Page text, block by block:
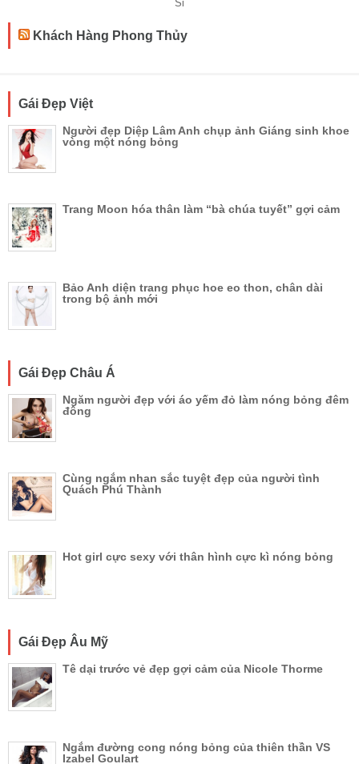
Khách Hàng Phong Thủy
Gái Đẹp Việt
Người đẹp Diệp Lâm Anh chụp ảnh Giáng sinh khoe
vòng một nóng bỏng
Trang Moon hóa thân làm “bà chúa tuyết” gợi cảm
Bảo Anh diện trang phục hoe eo thon, chân dài
trong bộ ảnh mới
Gái Đẹp Châu Á
Ngăm người đẹp với áo yếm đỏ làm nóng bỏng đêm
đông
Cùng ngắm nhan sắc tuyệt đẹp của người tình
Quách Phú Thành
Hot girl cực sexy với thân hình cực kì nóng bỏng
Gái Đẹp Âu Mỹ
Tê dại trước vẻ đẹp gợi cảm của Nicole Thorme
Ngắm đường cong nóng bỏng của thiên thần VS
Izabel Goulart